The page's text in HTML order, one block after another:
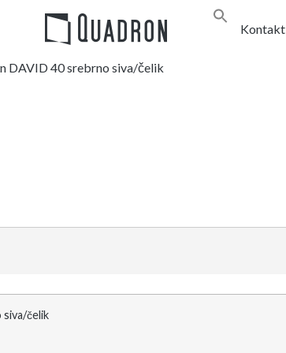
Kontakt
DAVID 40 srebrno siva/čelik
čelik